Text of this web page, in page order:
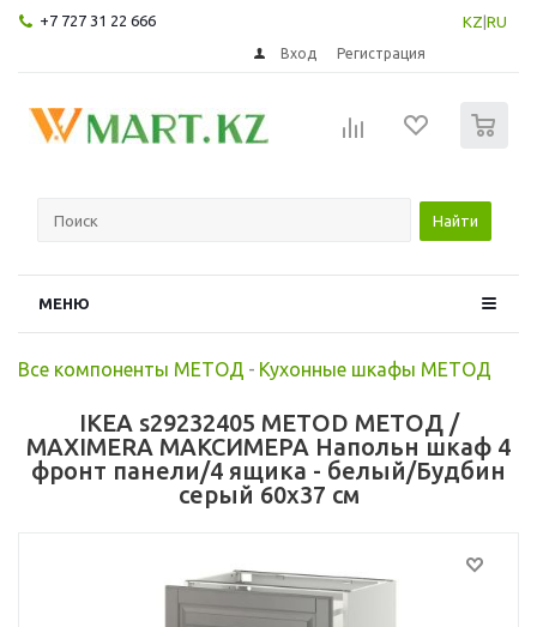
+7 727 31 22 666 KZ RU
Вход Регистрация
Найти
МЕНЮ
Все компоненты МЕТОД - Кухонные шкафы МЕТОД
IKEA s29232405 METOD МЕТОД /
MAXIMERA МАКСИМЕРА Напольн шкаф 4
фронт панели/4 ящика - белый/Будбин
серый 60x37 см